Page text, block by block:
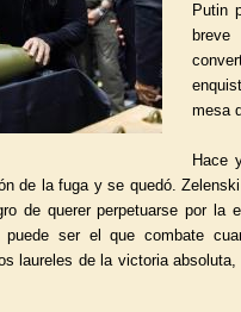
Putin
mesa
Hace
de la fuga y se quedó.
de querer perpetuarse por la
ser el que combate
laureles de la victoria